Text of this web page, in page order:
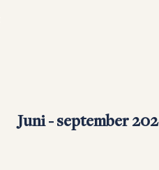
Juni - september